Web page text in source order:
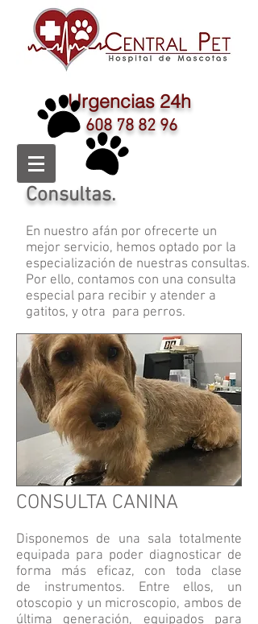
Urgencias 24h
608 78 82 96
Consultas.
En nuestro afán por ofrecerte un
mejor servicio, hemos optado por la
especialización de nuestras consultas.
Por ello, contamos con una consulta
especial para recibir y atender a
gatitos, y otra para perros.
CONSULTA CANINA
Disponemos de una sala totalmente
equipada para poder diagnosticar de
forma más eficaz, con toda clase
de instrumentos. Entre ellos, un
otoscopio y un microscopio, ambos de
última generación, equipados para